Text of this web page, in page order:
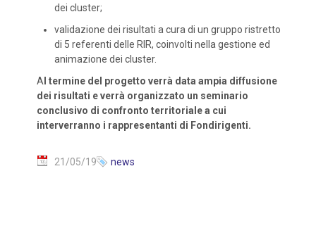
dei cluster;
validazione dei risultati a cura di un gruppo ristretto
di 5 referenti delle RIR, coinvolti nella gestione ed
animazione dei cluster.
A l termine del progetto verrà data ampia diffusione
dei risultati e verrà organizzato un seminario
conclusivo di confronto territoriale a cui
interverranno i rappresentanti di Fondirigenti.
21/05/19 news